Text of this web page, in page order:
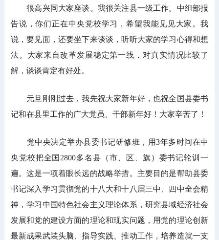
很高兴同大家座谈。我很关注县一级工作。中组部报
告说，你们正在中央党校学习，希望我能见见大家。我
说，要见面，还要坐下来谈谈，听听大家的学习心得和想
法。大家来自改革发展稳定第一线，对真实情况比较了
解，谈谈肯定有好处。
元旦刚刚过去，我先祝大家新年好，也祝全国县委书
记和在县里工作的广大党员、干部新年好！大家辛苦了！
党中央决定举办县委书记研修班，用3年多时间在中
央党校把全国2800多名县（市、区、旗）委书记轮训一
遍。这是一项着眼长远的战略举措。主要目的是帮助县委
书记深入学习贯彻党的十八大和十八届三中、四中全会精
神，学习中国特色社会主义理论体系，研究县域经济社会
发展和党的建设方面的理论和现实问题，用党的理论创新
最新成果武装头脑、指导实践、推动工作，培养造就一支